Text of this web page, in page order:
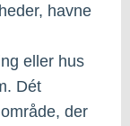
havne
eller hus
Dét
der